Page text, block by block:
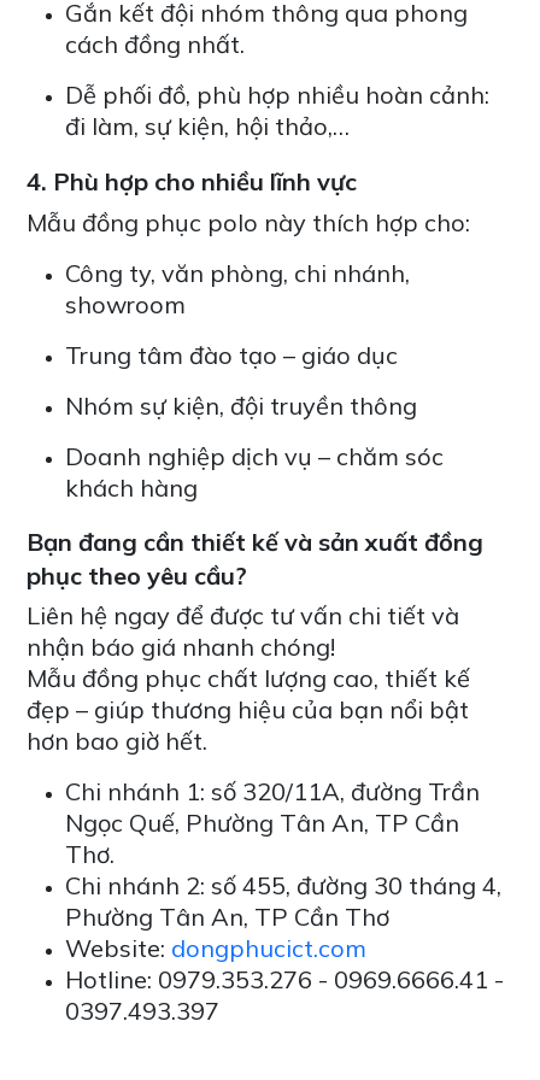
Gắn kết đội nhóm thông qua phong
cách đồng nhất.
Dễ phối đồ, phù hợp nhiều hoàn cảnh:
đi làm, sự kiện, hội thảo,…
4. Phù hợp cho nhiều lĩnh vực
Mẫu đồng phục polo này thích hợp cho:
Công ty, văn phòng, chi nhánh,
showroom
Trung tâm đào tạo – giáo dục
Nhóm sự kiện, đội truyền thông
Doanh nghiệp dịch vụ – chăm sóc
khách hàng
Bạn đang cần thiết kế và sản xuất đồng
phục theo yêu cầu?
Liên hệ ngay để được tư vấn chi tiết và
nhận báo giá nhanh chóng!
Mẫu đồng phục chất lượng cao, thiết kế
đẹp – giúp thương hiệu của bạn nổi bật
hơn bao giờ hết.
Chi nhánh 1: số 320/11A, đường Trần
Ngọc Quế, Phường Tân An, TP Cần
Thơ.
Chi nhánh 2: số 455, đường 30 tháng 4,
Phường Tân An, TP Cần Thơ
Website: dongphucict.com
Hotline: 0979.353.276 - 0969.6666.41 -
0397.493.397